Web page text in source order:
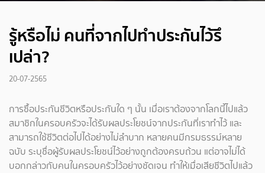
รู้หรือไม่ คนที่จากไปทำประกันไว้รึ
เปล่า?
20-07-2565
การซื้อประกันชีวิตหรือประกันใด ๆ นั้น เมื่อเราต้องจากโลกนี้ไปแล้ว
สมาชิกในครอบครัวจะได้รับผลประโยชน์จากประกันที่เราทำไว้ และ
สามารถใช้ชีวิตต่อไปได้อย่างไม่ลำบาก หลายคนมีกรมธรรม์หลาย
ฉบับ ระบุชื่อผู้รับผลประโยชน์ไว้อย่างถูกต้องครบถ้วน แต่อาจไม่ได้
บอกกล่าวกับคนในครอบครัวไว้อย่างชัดเจน ทำให้เมื่อเสียชีวิตไปแล้ว